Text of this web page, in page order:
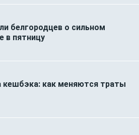
белгородцев о сильном
в пятницу
кешбэка: как меняются траты